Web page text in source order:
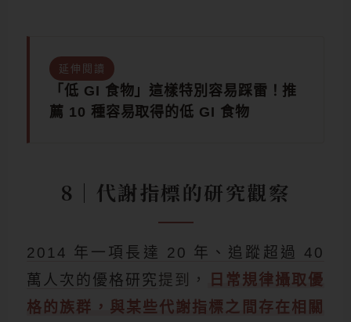
延伸閱讀
「低 GI 食物」這樣特別容易踩雷！推
薦 10 種容易取得的低 GI 食物
8｜代謝指標的研究觀察
2014 年一項長達 20 年、追蹤超過 40
萬人次的優格研究提到，
日常規律攝取優
格的族群，與某些代謝指標之間存在相關